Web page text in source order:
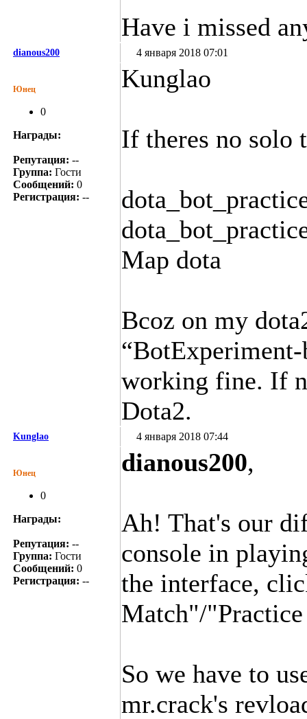
Have i missed
dianous200 4 января 2018 07:01
Юнец
0
Награды:
Репутация: --
Группа: Гости
Сообщений: 0
Регистрация: --
Kunglao
If theres no solo
Map dota
Bcoz on my
working fine. If
Dota2.
Kunglao 4 января 2018 07:44
Юнец
0
Награды:
Репутация: --
Группа: Гости
Сообщений: 0
Регистрация: --
dianous200,
Ah! That's our
console in
the interface,
Match"/
So we have to
mr.crack's